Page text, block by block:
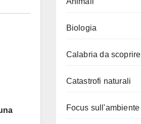
Biologia
Calabria da scoprire
Catastrofi naturali
Focus sull'ambiente